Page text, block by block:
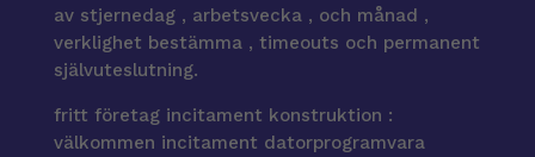
av stjernedag , arbetsvecka , och månad ,
verklighet bestämma , timeouts och permanent
självuteslutning.
fritt företag incitament konstruktion :
välkommen incitament datorprogramvara